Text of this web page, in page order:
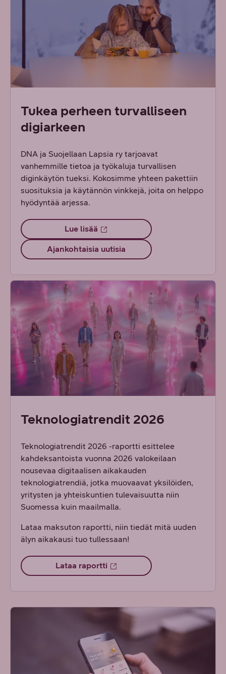
Tukea perheen turvalliseen
digiarkeen
DNA ja Suojellaan Lapsia ry tarjoavat
vanhemmille tietoa ja työkaluja turvallisen
diginkäytön tueksi. Kokosimme yhteen pakettiin
suosituksia ja käytännön vinkkejä, joita on helppo
hyödyntää arjessa.
Lue lisää
Ajankohtaisia uutisia
Teknologiatrendit 2026
Teknologiatrendit 2026 -raportti esittelee
kahdeksantoista vuonna 2026 valokeilaan
nousevaa digitaalisen aikakauden
teknologiatrendiä, jotka muovaavat yksilöiden,
yritysten ja yhteiskuntien tulevaisuutta niin
Suomessa kuin maailmalla.
Lataa maksuton raportti, niin tiedät mitä uuden
älyn aikakausi tuo tullessaan!
Lataa raportti